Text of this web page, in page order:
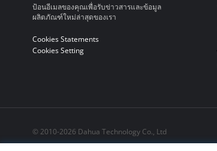
ป้อนอีเมลของคุณเพื่อรับข่าวสารและข้อมูล
ผลิตภัณฑ์ใหม่ล่าสุดของเรา
Cookies Statements
Cookies Setting
© 2010-2026 Dahua Technology Co., Ltd